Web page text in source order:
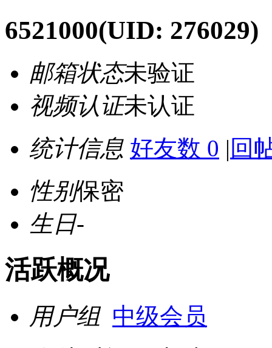
6521000(UID: 276029)
邮箱状态未验证
视频认证未认证
统计信息 好友数 0 | 回
性别保密
生日-
活跃概况
用户组 中级会员